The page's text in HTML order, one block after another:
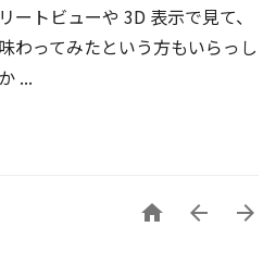
ートビューや 3D 表示で見て、
わってみたという方もいらっし
...
  